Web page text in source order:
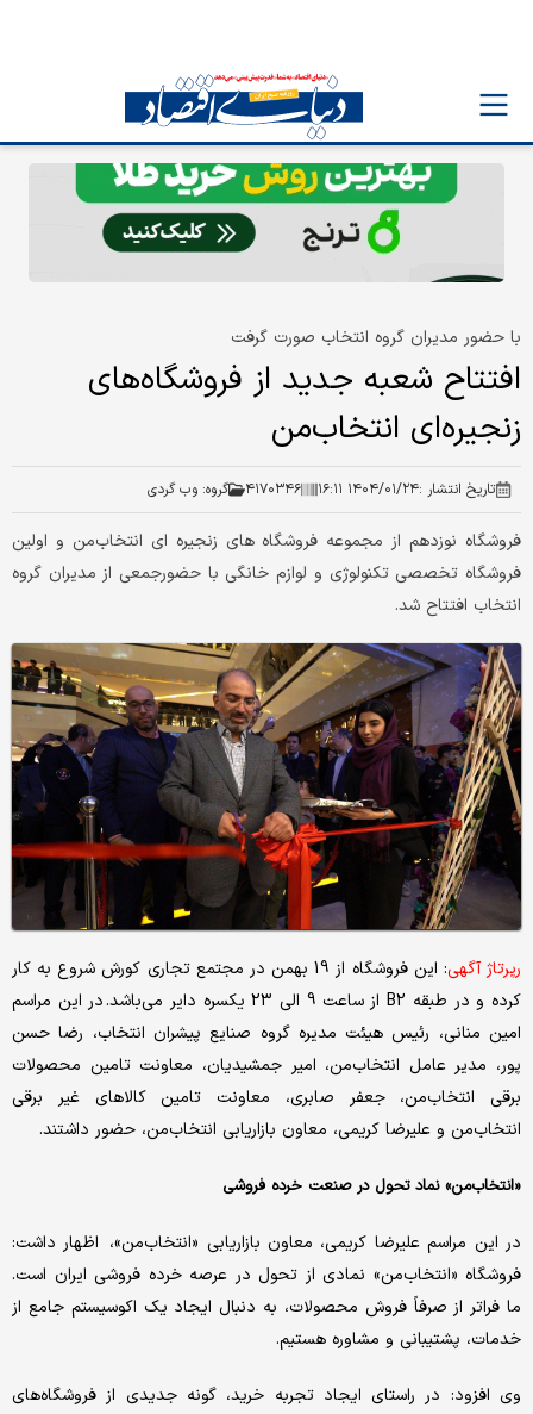
با حضور مدیران گروه انتخاب صورت گرفت
افتتاح شعبه جدید از فروشگاه‌های
زنجیره‌ای انتخاب‌من
تاریخ انتشار :۱۴۰۴/۰۱/۲۴ ۱۶:۱۱ ۴۱۷۰۳۴۶ گروه: وب گردی
فروشگاه نوزدهم از مجموعه فروشگاه های زنجیره ای انتخاب‌من و اولین
فروشگاه تخصصی تکنولوژی و لوازم خانگی با حضورجمعی از مدیران گروه
انتخاب افتتاح شد.
رپرتاژ آگهی
: این فروشگاه از 19 بهمن در مجتمع تجاری کورش شروع به کار
کرده و در طبقه B2 از ساعت 9 الی 23 یکسره دایر می‌باشد. در این مراسم
امین منانی، رئیس هیئت مدیره گروه صنایع پیشران انتخاب، رضا حسن
پور، مدیر عامل انتخاب‌من، امیر جمشیدیان، معاونت تامین محصولات
برقی انتخاب‌من، جعفر صابری، معاونت تامین کالاهای غیر برقی
انتخاب‌من و علیرضا کریمی، معاون بازاریابی انتخاب‌من، حضور داشتند.
«انتخاب‌من» نماد تحول در صنعت خرده فروشی
در این مراسم علیرضا کریمی، معاون بازاریابی «انتخاب‌من»، اظهار داشت:
فروشگاه «انتخاب‌من» نمادی از تحول در عرصه خرده فروشی ایران است.
ما فراتر از صرفاً فروش محصولات، به دنبال ایجاد یک اکوسیستم جامع از
خدمات، پشتیبانی و مشاوره هستیم.
وی افزود: در راستای ایجاد تجربه خرید، گونه جدیدی از فروشگاه‌های